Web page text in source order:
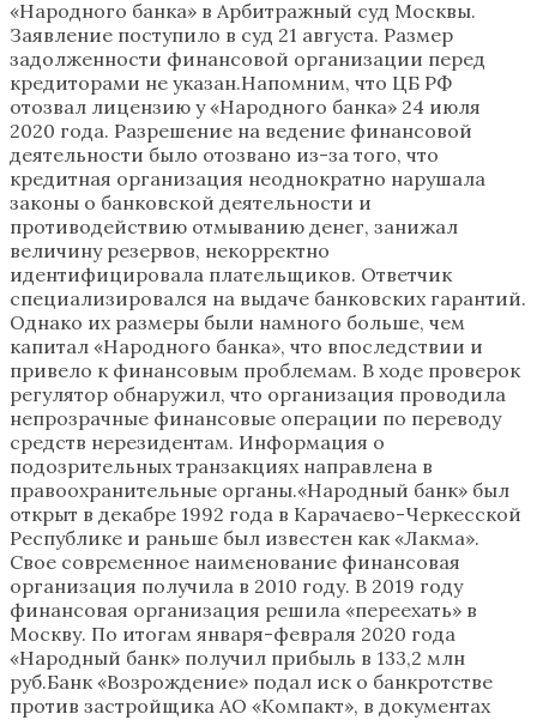
«Народного банка» в Арбитражный суд Москвы.
Заявление поступило в суд 21 августа. Размер
задолженности финансовой организации перед
кредиторами не указан.Напомним, что ЦБ РФ
отозвал лицензию у «Народного банка» 24 июля
2020 года. Разрешение на ведение финансовой
деятельности было отозвано из-за того, что
кредитная организация неоднократно нарушала
законы о банковской деятельности и
противодействию отмыванию денег, занижал
величину резервов, некорректно
идентифицировала плательщиков. Ответчик
специализировался на выдаче банковских гарантий.
Однако их размеры были намного больше, чем
капитал «Народного банка», что впоследствии и
привело к финансовым проблемам. В ходе проверок
регулятор обнаружил, что организация проводила
непрозрачные финансовые операции по переводу
средств нерезидентам. Информация о
подозрительных транзакциях направлена в
правоохранительные органы.«Народный банк» был
открыт в декабре 1992 года в Карачаево-Черкесской
Республике и раньше был известен как «Лакма».
Свое современное наименование финансовая
организация получила в 2010 году. В 2019 году
финансовая организация решила «переехать» в
Москву. По итогам января-февраля 2020 года
«Народный банк» получил прибыль в 133,2 млн
руб.Банк «Возрождение» подал иск о банкротстве
против застройщика АО «Компакт», в документах